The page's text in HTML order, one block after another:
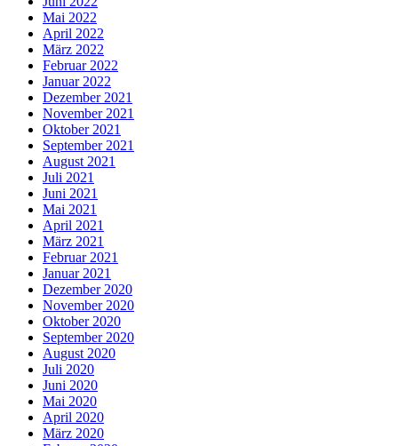
Mai 2022
April 2022
März 2022
Februar 2022
Januar 2022
Dezember 2021
November 2021
Oktober 2021
September 2021
August 2021
Juli 2021
Juni 2021
Mai 2021
April 2021
März 2021
Februar 2021
Januar 2021
Dezember 2020
November 2020
Oktober 2020
September 2020
August 2020
Juli 2020
Juni 2020
Mai 2020
April 2020
März 2020